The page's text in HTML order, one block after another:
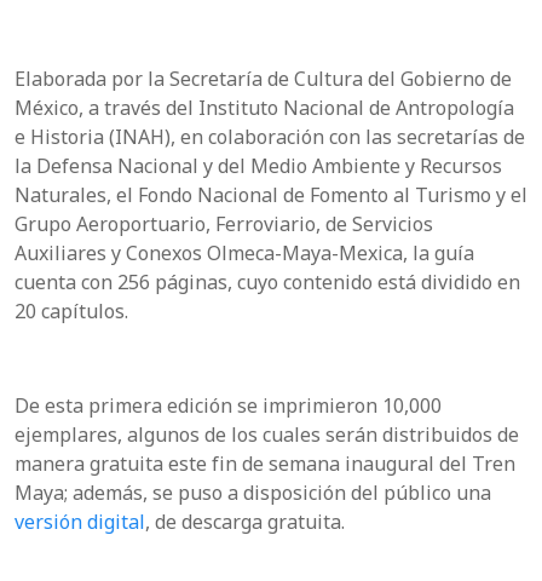
Elaborada por la Secretaría de Cultura del Gobierno de
México, a través del Instituto Nacional de Antropología
e Historia (INAH), en colaboración con las secretarías de
la Defensa Nacional y del Medio Ambiente y Recursos
Naturales, el Fondo Nacional de Fomento al Turismo y el
Grupo Aeroportuario, Ferroviario, de Servicios
Auxiliares y Conexos Olmeca-Maya-Mexica, la guía
cuenta con 256 páginas, cuyo contenido está dividido en
20 capítulos.
De esta primera edición se imprimieron 10,000
ejemplares, algunos de los cuales serán distribuidos de
manera gratuita este fin de semana inaugural del Tren
Maya; además, se puso a disposición del público una
versión digital, de descarga gratuita.